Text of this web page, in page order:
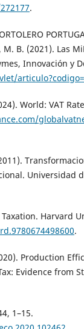
.
M. B. (2021). Las
Innovación y
World: VAT
Universidad
Harvard
.
Production
Evidence from
1–15.